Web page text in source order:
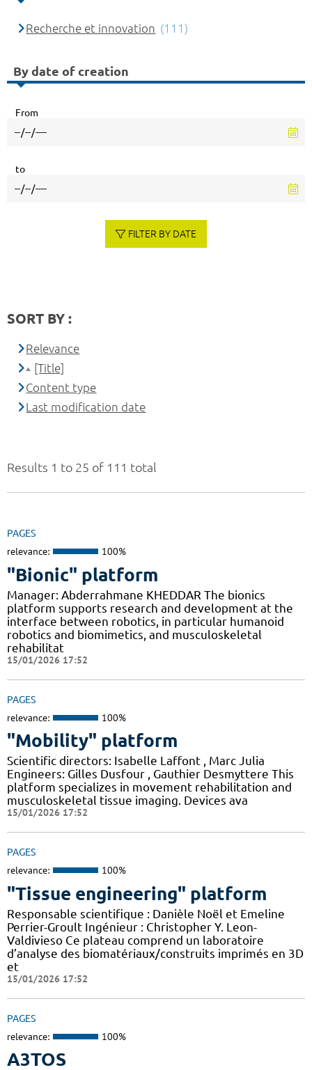
Results 1 to 25 of 111 total
PAGES
relevance: 100%
"Bionic" platform
Manager: Abderrahmane KHEDDAR The bionics
platform supports research and development at the
interface between robotics, in particular humanoid
robotics and biomimetics, and musculoskeletal
rehabilitat
15/01/2026 17:52
PAGES
relevance: 100%
"Mobility" platform
Scientific directors: Isabelle Laffont , Marc Julia
Engineers: Gilles Dusfour , Gauthier Desmyttere This
platform specializes in movement rehabilitation and
musculoskeletal tissue imaging. Devices ava
15/01/2026 17:52
PAGES
relevance: 100%
"Tissue engineering" platform
Responsable scientifique : Danièle Noël et Emeline
Perrier-Groult Ingénieur : Christopher Y. Leon-
Valdivieso Ce plateau comprend un laboratoire
d’analyse des biomatériaux/construits imprimés en 3D
et
15/01/2026 17:52
PAGES
relevance: 100%
A3TOS
Recherche et innovation (111)
By date of creation
From
to
FILTER BY DATE
SORT BY :
Relevance
[Title]
Content type
Last modification date